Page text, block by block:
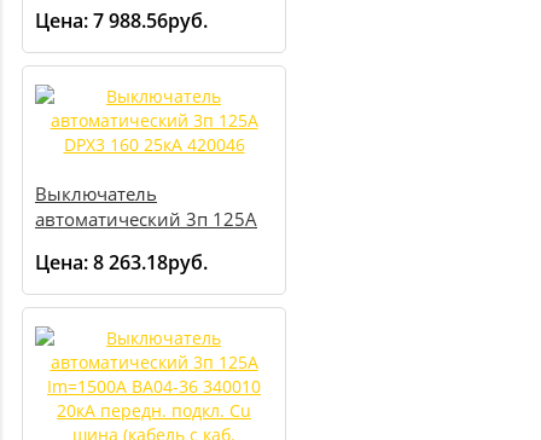
Цена:7 988.56руб.
Выключатель
автоматический 3п 125А
Цена:8 263.18руб.